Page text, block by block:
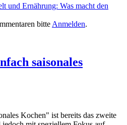
und Ernährung: Was macht den
bitte Anmelden.
saisonales
Kochen" ist bereits das zweite